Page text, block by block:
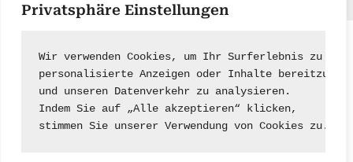
Privatsphäre Einstellungen
Wir verwenden Cookies, um Ihr Surferlebnis zu
personalisierte Anzeigen oder Inhalte
und unseren Datenverkehr zu analysieren.
Indem Sie auf „Alle akzeptieren“ klicken,
stimmen Sie unserer Verwendung von Cookies zu.
Impressum Kontakt